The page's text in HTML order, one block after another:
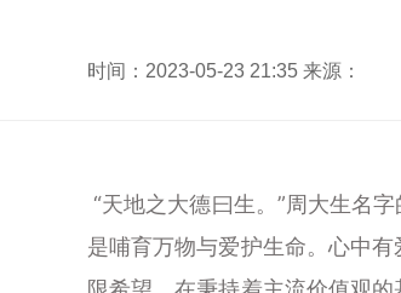
时间：2023-05-23 21:35 来源：
“天地之大德曰生。”周大生名
是哺育万物与爱护生命。心中